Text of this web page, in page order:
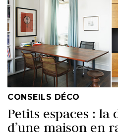
CONSEILS DÉCO
Petits espaces : la
d’une maison en